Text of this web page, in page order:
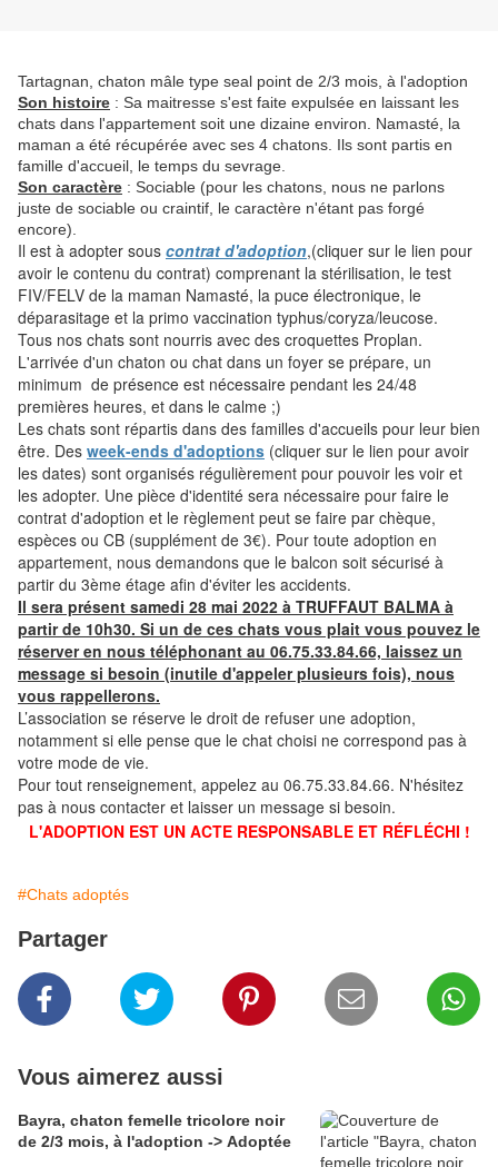
Tartagnan, chaton mâle type seal point de 2/3 mois, à l'adoption
Son histoire : Sa maitresse s'est faite expulsée en laissant les
chats dans l'appartement soit une dizaine environ. Namasté, la
maman a été récupérée avec ses 4 chatons. Ils sont partis en
famille d'accueil, le temps du sevrage.
Son caractère : Sociable (pour les chatons, nous ne parlons
juste de sociable ou craintif, le caractère n'étant pas forgé
encore).
Il est à adopter sous contrat d'adoption,(cliquer sur le lien pour
avoir le contenu du contrat) comprenant la stérilisation, le test
FIV/FELV de la maman Namasté, la puce électronique, le
déparasitage et la primo vaccination typhus/coryza/leucose.
Tous nos chats sont nourris avec des croquettes Proplan.
L'arrivée d'un chaton ou chat dans un foyer se prépare, un
minimum de présence est nécessaire pendant les 24/48
premières heures, et dans le calme ;)
Les chats sont répartis dans des familles d'accueils pour leur bien
être. Des week-ends d'adoptions (cliquer sur le lien pour avoir
les dates) sont organisés régulièrement pour pouvoir les voir et
les adopter. Une pièce d'identité sera nécessaire pour faire le
contrat d'adoption et le règlement peut se faire par chèque,
espèces ou CB (supplément de 3€). Pour toute adoption en
appartement, nous demandons que le balcon soit sécurisé à
partir du 3ème étage afin d'éviter les accidents.
Il sera présent samedi 28 mai 2022 à TRUFFAUT BALMA à
partir de 10h30. Si un de ces chats vous plait vous pouvez le
réserver en nous téléphonant au 06.75.33.84.66, laissez un
message si besoin (inutile d'appeler plusieurs fois), nous
vous rappellerons.
L’association se réserve le droit de refuser une adoption,
notamment si elle pense que le chat choisi ne correspond pas à
votre mode de vie.
Pour tout renseignement, appelez au 06.75.33.84.66. N'hésitez
pas à nous contacter et laisser un message si besoin.
L'ADOPTION EST UN ACTE RESPONSABLE ET RÉFLÉCHI !
#Chats adoptés
Partager
Vous aimerez aussi
Bayra, chaton femelle tricolore noir
de 2/3 mois, à l'adoption -> Adoptée